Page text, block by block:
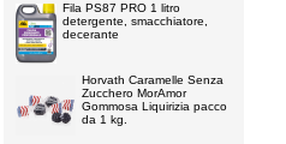
Fila PS87 PRO 1 litro
detergente, smacchiatore,
decerante
Horvath Caramelle Senza
Zucchero MorAmor
Gommosa Liquirizia pacco
da 1 kg.